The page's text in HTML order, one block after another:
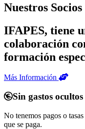
Nuestros Socios
IFAPES, tiene
colaboración
formación
Más Información
Sin gastos ocultos
No tenemos pagos o
que se paga.